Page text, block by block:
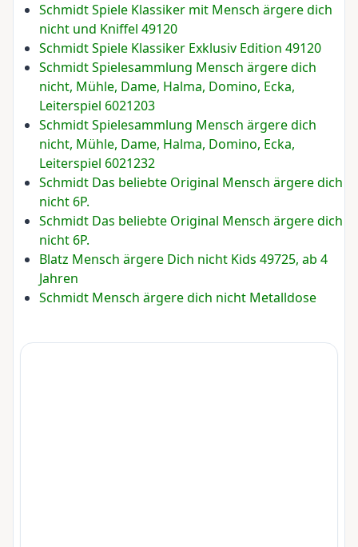
Schmidt Spiele Klassiker mit Mensch ärgere dich
nicht und Kniffel 49120
Schmidt Spiele Klassiker Exklusiv Edition 49120
Schmidt Spielesammlung Mensch ärgere dich
nicht, Mühle, Dame, Halma, Domino, Ecka,
Leiterspiel 6021203
Schmidt Spielesammlung Mensch ärgere dich
nicht, Mühle, Dame, Halma, Domino, Ecka,
Leiterspiel 6021232
Schmidt Das beliebte Original Mensch ärgere dich
nicht 6P.
Schmidt Das beliebte Original Mensch ärgere dich
nicht 6P.
Blatz Mensch ärgere Dich nicht Kids 49725, ab 4
Jahren
Schmidt Mensch ärgere dich nicht Metalldose